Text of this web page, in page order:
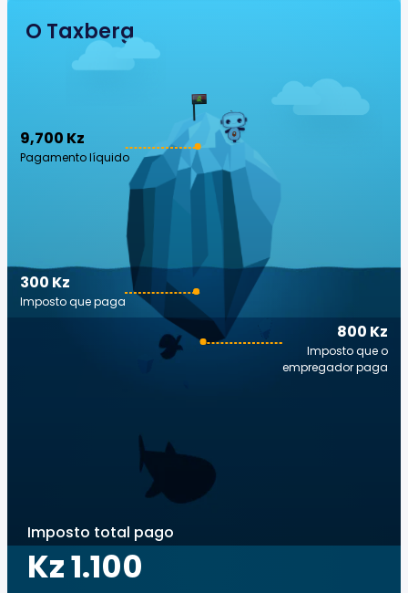
O Taxberg
9,700 Kz
Pagamento líquido
800 Kz
Imposto que o
empregador paga
300 Kz
Imposto que paga
Imposto total pago
Kz 1.100